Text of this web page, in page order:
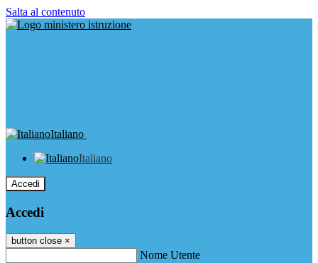
Salta al contenuto
Italiano
Italiano
Accedi
Accedi
button close ×
Nome Utente